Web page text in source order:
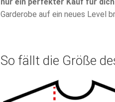
nur ein perfekter Kauf für
Garderobe auf ein neues Level
So fällt die Größe